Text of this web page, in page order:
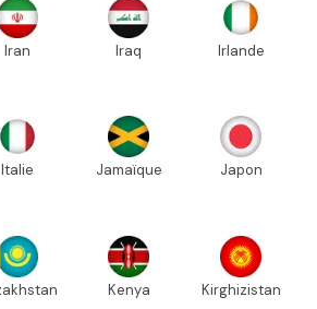
Iran Iraq Irlande
Italie Jamaïque Japon
Kenya Kirghizistan